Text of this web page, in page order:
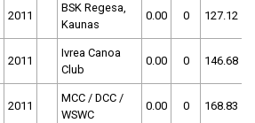
2011
BSK Regesa,
Kaunas
0.00 0 127.12
2011
Ivrea Canoa
Club
0.00 0 146.68
2011
MCC / DCC /
WSWC
0.00 0 168.83